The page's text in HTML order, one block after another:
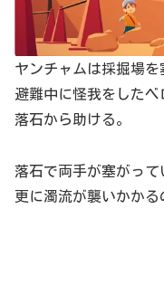
ヤンチャムは採掘場
避難中に怪我をした
落石から助ける。
落石で両手が塞がって
更に濁流が襲いかかる